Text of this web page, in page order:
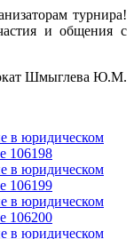
турнира!
и общения с
Шмыглева Ю.М.